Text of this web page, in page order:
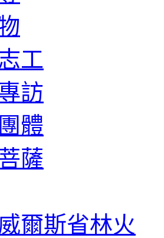
工
訪
體
薩
爾斯省林火